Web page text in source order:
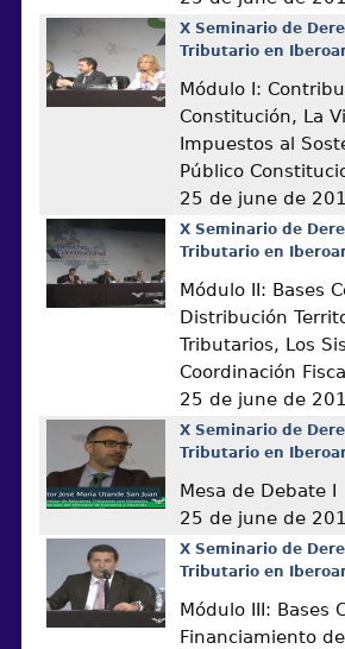
X Seminario de
Tributario en
Módulo I:
Constitución, La
Impuestos al
Público
25 de june de
X Seminario de
Tributario en
Módulo II: Bases
Distribución
Tributarios, Los
Coordinación
25 de june de
X Seminario de
Tributario en
Mesa de Debate I
25 de june de
X Seminario de
Tributario en
Módulo III: Bases
Financiamiento